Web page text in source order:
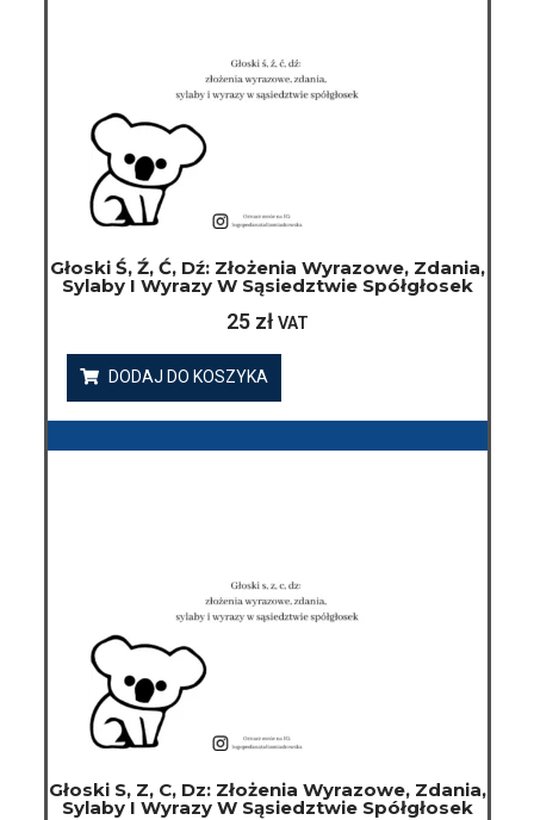
Głoski Ś, Ź, Ć, Dź: Złożenia Wyrazowe, Zdania,
Sylaby I Wyrazy W Sąsiedztwie Spółgłosek
25 zł VAT
DODAJ DO KOSZYKA
Głoski S, Z, C, Dz: Złożenia Wyrazowe, Zdania,
Sylaby I Wyrazy W Sąsiedztwie Spółgłosek